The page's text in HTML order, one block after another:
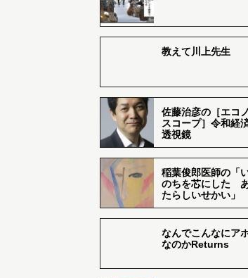
教えて川上先生
佐藤治彦の［エコノ
スコープ］令和経
透視鏡
稲葉俊郎医師の「
のちを芯にした
たらしいせかい」
なんでこんなにア
なのかReturns